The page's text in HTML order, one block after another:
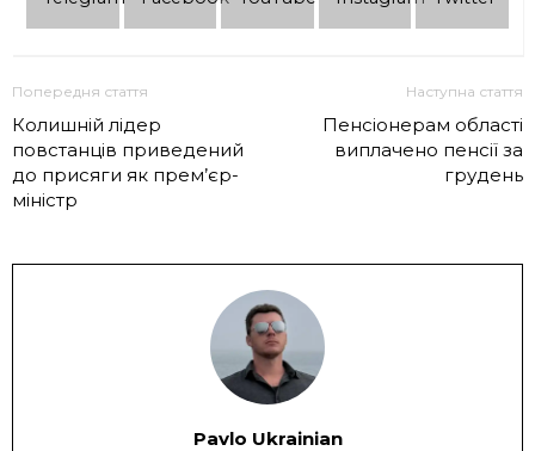
Попередня стаття
Колишній лідер
повстанців приведений
до присяги як прем’єр-
міністр
Наступна стаття
Пенсіонерам області
виплачено пенсії за
грудень
Pavlo Ukrainian